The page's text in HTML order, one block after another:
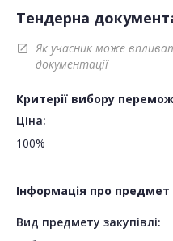
Тендерна
open_in_new
Як учасник може
документації
Критерії вибору
Ціна:
100%
Інформація про предмет
Вид предмету закупівлі: